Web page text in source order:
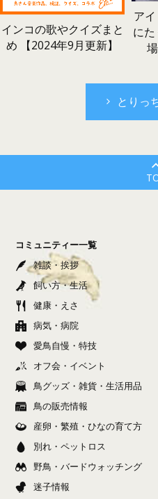
インコの歌やクイズまと
め 【2024年9月更新】
ア
に
とりっ
コミュニティー一覧
雑談・挨拶
飼い方・生活
健康・えさ
病気・病院
愛鳥自慢・特技
オフ会・イベント
鳥グッズ・雑貨・生活用品
鳥の販売情報
産卵・繁殖・ひなの育て方
別れ・ペットロス
野鳥・バードウォッチング
迷子情報